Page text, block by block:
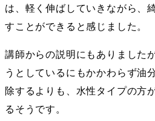
は、軽く伸ばしていきながら、
すことができると感じました。
講師からの説明にもありました
うとしているにもかかわらず油
除するよりも、水性タイプの方
るそうです。